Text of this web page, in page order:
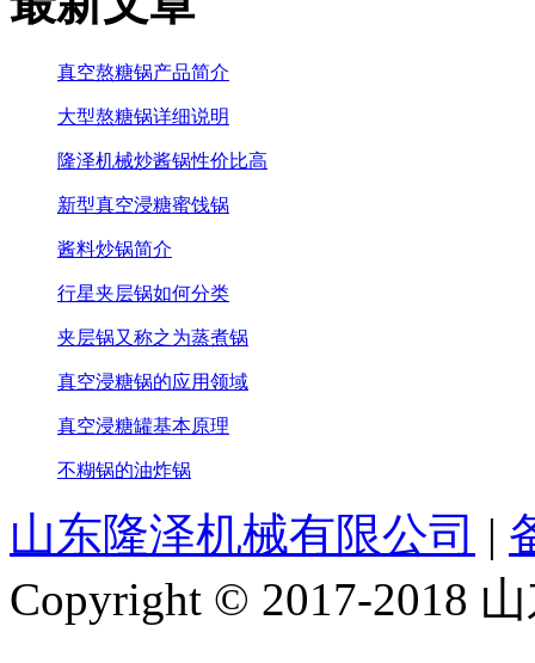
真空熬糖锅产品简介
大型熬糖锅详细说明
隆泽机械炒酱锅性价比高
新型真空浸糖蜜饯锅
酱料炒锅简介
行星夹层锅如何分类
夹层锅又称之为蒸煮锅
真空浸糖锅的应用领域
真空浸糖罐基本原理
不糊锅的油炸锅
山东隆泽机械有限公司 |
Copyright © 2017-2018